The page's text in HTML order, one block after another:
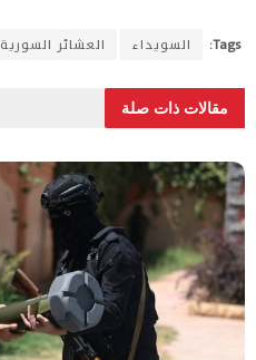
Tags: السويداء العشائر السورية
مقالات ذات صلة